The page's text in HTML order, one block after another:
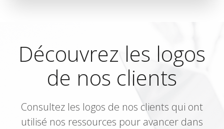
Découvrez les logos
de nos clients
Consultez les logos de nos clients qui ont
utilisé nos ressources pour avancer dans